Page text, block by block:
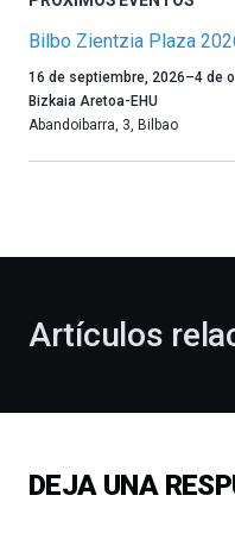
Bilbo Zientzia Plaza
Un
año
más,
celebración
novena
Bilbo
16 de septiembre, 2026–4 de
Bizkaia Aretoa-EHU
Abandoibarra, 3, Bilbao
Artículos
DEJA UNA